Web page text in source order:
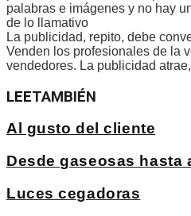
palabras e imágenes y no hay
de lo llamativo
La publicidad, repito, debe
Venden los profesionales de la
vendedores. La publicidad
LEETAMBIÉN
Al gusto del cliente
Desde gaseosas hasta
Luces cegadoras